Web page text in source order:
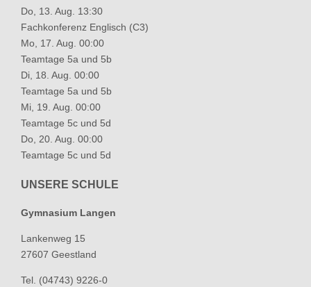
Do, 13. Aug. 13:30
Fachkonferenz Englisch (C3)
Mo, 17. Aug. 00:00
Teamtage 5a und 5b
Di, 18. Aug. 00:00
Teamtage 5a und 5b
Mi, 19. Aug. 00:00
Teamtage 5c und 5d
Do, 20. Aug. 00:00
Teamtage 5c und 5d
UNSERE SCHULE
Gymnasium Langen
Lankenweg 15
27607 Geestland
Tel. (04743) 9226-0